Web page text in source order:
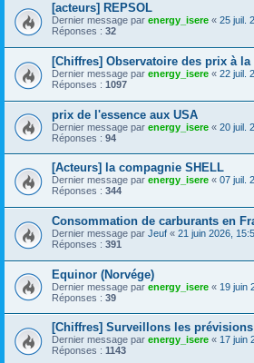
[acteurs] REPSOL
Dernier message par energy_isere « 25 juil.
Réponses : 32
[Chiffres] Observatoire des prix à la
Dernier message par energy_isere « 22 juil.
Réponses : 1097
prix de l'essence aux USA
Dernier message par energy_isere « 20 juil.
Réponses : 94
[Acteurs] la compagnie SHELL
Dernier message par energy_isere « 07 juil.
Réponses : 344
Consommation de carburants en
Dernier message par Jeuf « 21 juin 2026,
Réponses : 391
Equinor (Norvége)
Dernier message par energy_isere « 19 juin
Réponses : 39
[Chiffres] Surveillons les
Dernier message par energy_isere « 17 juin
Réponses : 1143